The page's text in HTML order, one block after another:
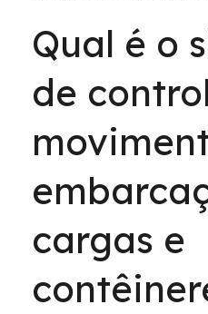
Qual é o
de
cargas e